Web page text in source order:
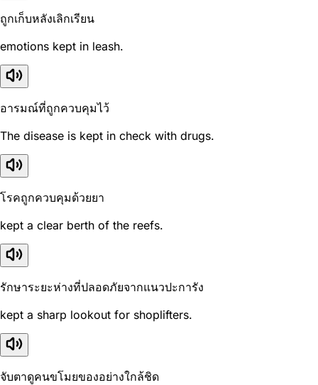
ถูกเก็บหลังเลิกเรียน
emotions kept in leash.
อารมณ์ที่ถูกควบคุมไว้
The disease is kept in check with drugs.
โรคถูกควบคุมด้วยยา
kept a clear berth of the reefs.
รักษาระยะห่างที่ปลอดภัยจากแนวปะการัง
kept a sharp lookout for shoplifters.
จับตาดูคนขโมยของอย่างใกล้ชิด